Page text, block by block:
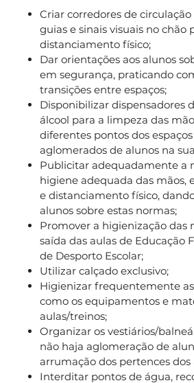
Criar corredores de
guias e sinais visuais no chão
distanciamento físico;
Dar orientações aos alunos
em segurança, praticando
transições entre espaços;
Disponibilizar dispensadores
álcool para a limpeza das
diferentes pontos dos
aglomerados de alunos na
Publicitar adequadamente a
higiene adequada das mãos,
e distanciamento físico,
alunos sobre estas normas;
Promover a higienização das
saída das aulas de Educação
de Desporto Escolar;
Utilizar calçado exclusivo;
Higienizar frequentemente
como os equipamentos e
aulas/treinos;
Organizar os vestiários/
não haja aglomeração de
arrumação dos pertences dos
Interditar pontos de água,